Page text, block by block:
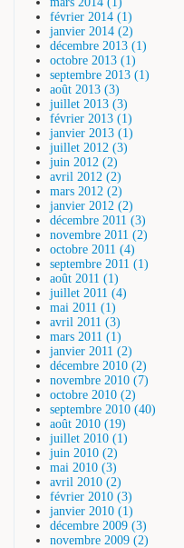
février 2014 (1)
janvier 2014 (2)
décembre 2013 (1)
octobre 2013 (1)
septembre 2013 (1)
août 2013 (3)
juillet 2013 (3)
février 2013 (1)
janvier 2013 (1)
juillet 2012 (3)
juin 2012 (2)
avril 2012 (2)
mars 2012 (2)
janvier 2012 (2)
décembre 2011 (3)
novembre 2011 (2)
octobre 2011 (4)
septembre 2011 (1)
août 2011 (1)
juillet 2011 (4)
mai 2011 (1)
avril 2011 (3)
mars 2011 (1)
janvier 2011 (2)
décembre 2010 (2)
novembre 2010 (7)
octobre 2010 (2)
septembre 2010 (40)
août 2010 (19)
juillet 2010 (1)
juin 2010 (2)
mai 2010 (3)
avril 2010 (2)
février 2010 (3)
janvier 2010 (1)
décembre 2009 (3)
novembre 2009 (2)